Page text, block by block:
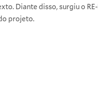
Diante disso, surgiu o
projeto.